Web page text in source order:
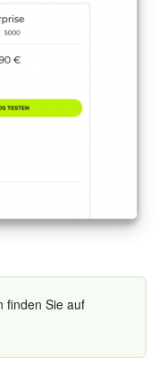
finden Sie auf